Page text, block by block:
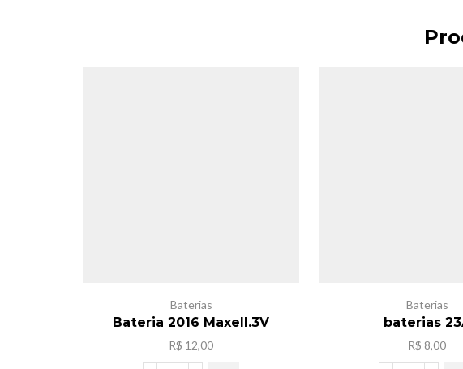
Baterias
Bateria 2016 Maxell.3V
R$ 12,00
Baterias
baterias
R$ 8,00